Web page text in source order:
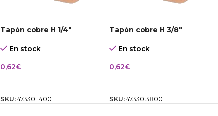
Tapón cobre H 1/4″
En stock
0,62€
SKU: 4733011400
Tapón cobre H 3/8″
En stock
0,62€
SKU: 4733013800